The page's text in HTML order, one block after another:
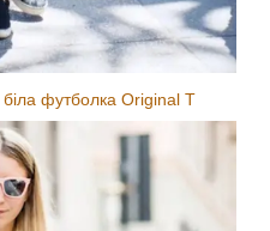
біла футболка Original T